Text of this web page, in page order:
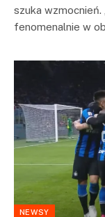
szuka wzmocnień.
fenomenalnie w
NEWSY